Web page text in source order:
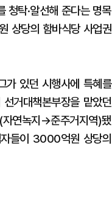
탁·알선해 준다는 명목
상당의 함바식당 사업권
가 있던 시행사에 특혜를
거대책본부장을 맡았던
자연녹지→준주거지역)됐
들이 3000억원 상당의